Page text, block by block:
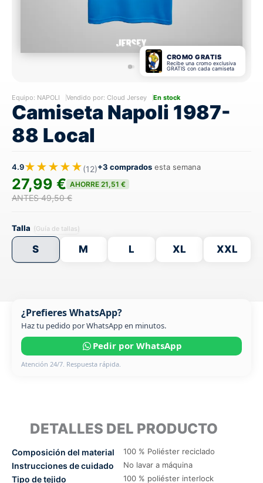
CROMO GRATIS
Recibe una cromo exclusiva
GRATIS con cada camiseta
Equipo: NAPOLI Vendido por: Cloud Jersey En stock
Camiseta Napoli 1987-
88 Local
4.9★★★★★(12)+3 comprados esta semana
27,99 € AHORRE 21,51 €
ANTES 49,50 €
Talla (Guía de tallas)
S M L XL XXL
¿Prefieres WhatsApp?
Haz tu pedido por WhatsApp en minutos.
Pedir por WhatsApp
Atención 24/7. Respuesta rápida.
DETALLES DEL PRODUCTO
Composición del material 100 % Poliéster reciclado
Instrucciones de cuidado No lavar a máquina
Tipo de tejido 100 % poliéster interlock